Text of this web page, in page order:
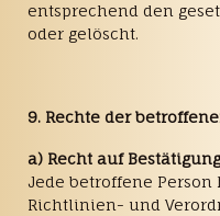
entsprechend den
oder gelöscht.
9. Rechte der
a) Recht auf Bestätigung
Jede betroffene
Richtlinien- und